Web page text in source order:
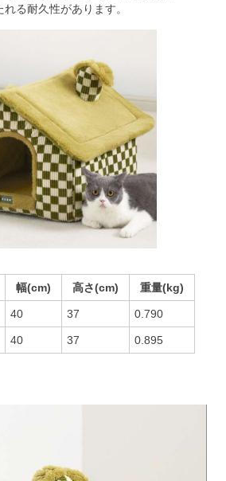
る耐久性があります。
幅(cm) 高さ(cm) 重量(kg)
40 37 0.790
40 37 0.895